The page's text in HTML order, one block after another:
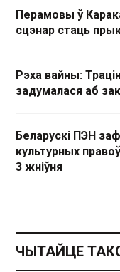
Перамовы ў
сцэнар стаць
Рэха вайны:
задумалася аб
Беларускі ПЭН
культурных
3 жніўня
ЧЫТАЙЦЕ